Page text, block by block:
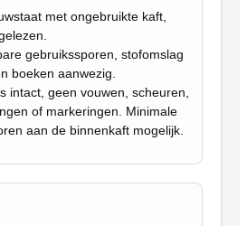
met ongebruikte kaft,
gebruikssporen, stofomslag
boeken aanwezig.
intact, geen vouwen, scheuren,
of markeringen. Minimale
aan de binnenkaft mogelijk.